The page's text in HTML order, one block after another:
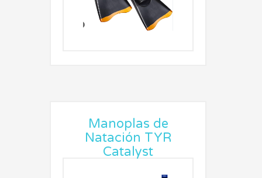
Manoplas de
Natación TYR
Catalyst